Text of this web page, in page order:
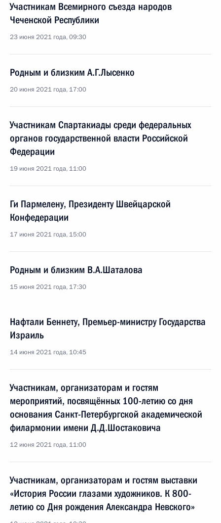
Участникам Всемирного съезда народов
Чеченской Республики
23 июня 2021 года, 09:30
Родным и близким А.Г.Лысенко
20 июня 2021 года, 17:00
Участникам Спартакиады среди федеральных
органов государственной власти Российской
Федерации
19 июня 2021 года, 11:00
Ги Пармелену, Президенту Швейцарской
Конфедерации
17 июня 2021 года, 15:00
Родным и близким В.А.Шаталова
15 июня 2021 года, 17:30
Нафтали Беннету, Премьер-министру Государства
Израиль
14 июня 2021 года, 10:45
Участникам, организаторам и гостям
мероприятий, посвящённых 100-летию со дня
основания Санкт-Петербургской академической
филармонии имени Д.Д.Шостаковича
12 июня 2021 года, 11:00
Участникам, организаторам и гостям выставки
«История России глазами художников. К 800-
летию со Дня рождения Александра Невского»